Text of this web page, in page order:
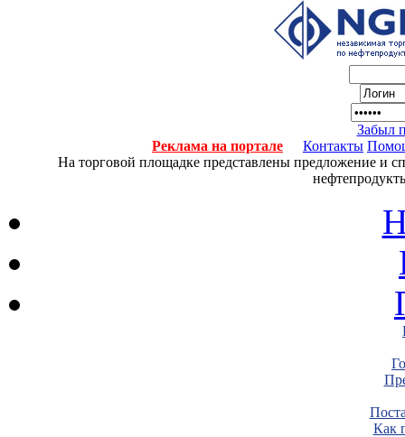
Забыл
Реклама на портале
Контакты
На торговой площадке представлены предложение и
Как